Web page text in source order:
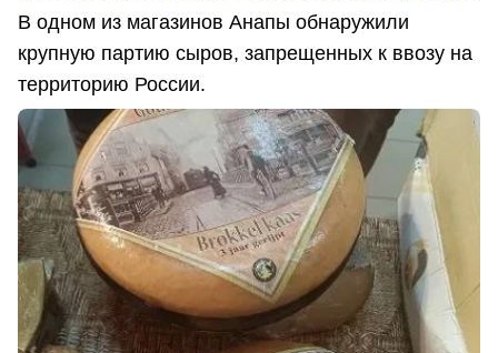
В одном из магазинов Анапы обнаружили
крупную партию сыров, запрещенных к ввозу на
территорию России.